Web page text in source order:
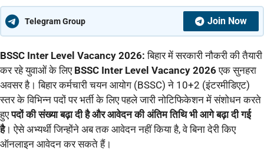
Telegram Group Join Now
BSSC Inter Level Vacancy 2026: बिहार में सरकारी नौकरी की तैयारी
कर रहे युवाओं के लिए BSSC Inter Level Vacancy 2026एक सुनहरा
अवसर है। बिहार कर्मचारी चयन आयोग (BSSC) ने 10+2 (इंटरमीडिएट)
स्तर के विभिन्न पदों पर भर्ती के लिए पहले जारी नोटिफिकेशन में संशोधन करते
हुएपदों की संख्या बढ़ा दी है और आवेदन की अंतिम तिथि भी आगे बढ़ा दी गई
है। ऐसे अभ्यर्थी जिन्होंने अब तक आवेदन नहीं किया है, वे बिना देरी किए
ऑनलाइन आवेदन कर सकते हैं।